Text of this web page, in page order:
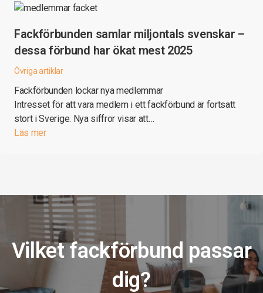
Fackförbunden samlar miljontals svenskar –
dessa förbund har ökat mest 2025
Övriga artiklar
Fackförbunden lockar nya medlemmar
Intresset för att vara medlem i ett fackförbund är fortsatt
stort i Sverige. Nya siffror visar att…
Läs mer
Vilket fackförbund passar
dig?